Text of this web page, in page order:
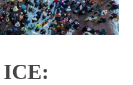
ICE: